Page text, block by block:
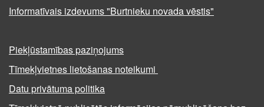
Informatīvais izdevums "Burtnieku novada vēstis"
Piekļūstamības paziņojums
Tīmekļvietnes lietošanas noteikumi
Datu privātuma politika